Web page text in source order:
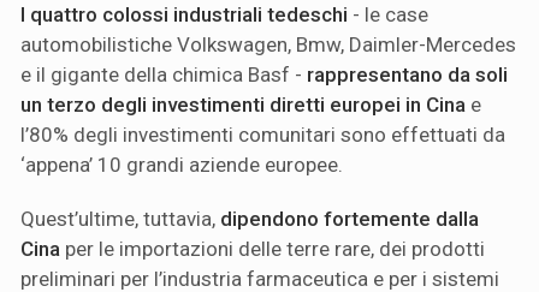
I quattro colossi industriali tedeschi - le case
automobilistiche Volkswagen, Bmw, Daimler-Mercedes
e il gigante della chimica Basf - rappresentano da soli
un terzo degli investimenti diretti europei in Cina e
l’80% degli investimenti comunitari sono effettuati da
‘appena’ 10 grandi aziende europee.
Quest’ultime, tuttavia, dipendono fortemente dalla
Cina per le importazioni delle terre rare, dei prodotti
preliminari per l’industria farmaceutica e per i sistemi